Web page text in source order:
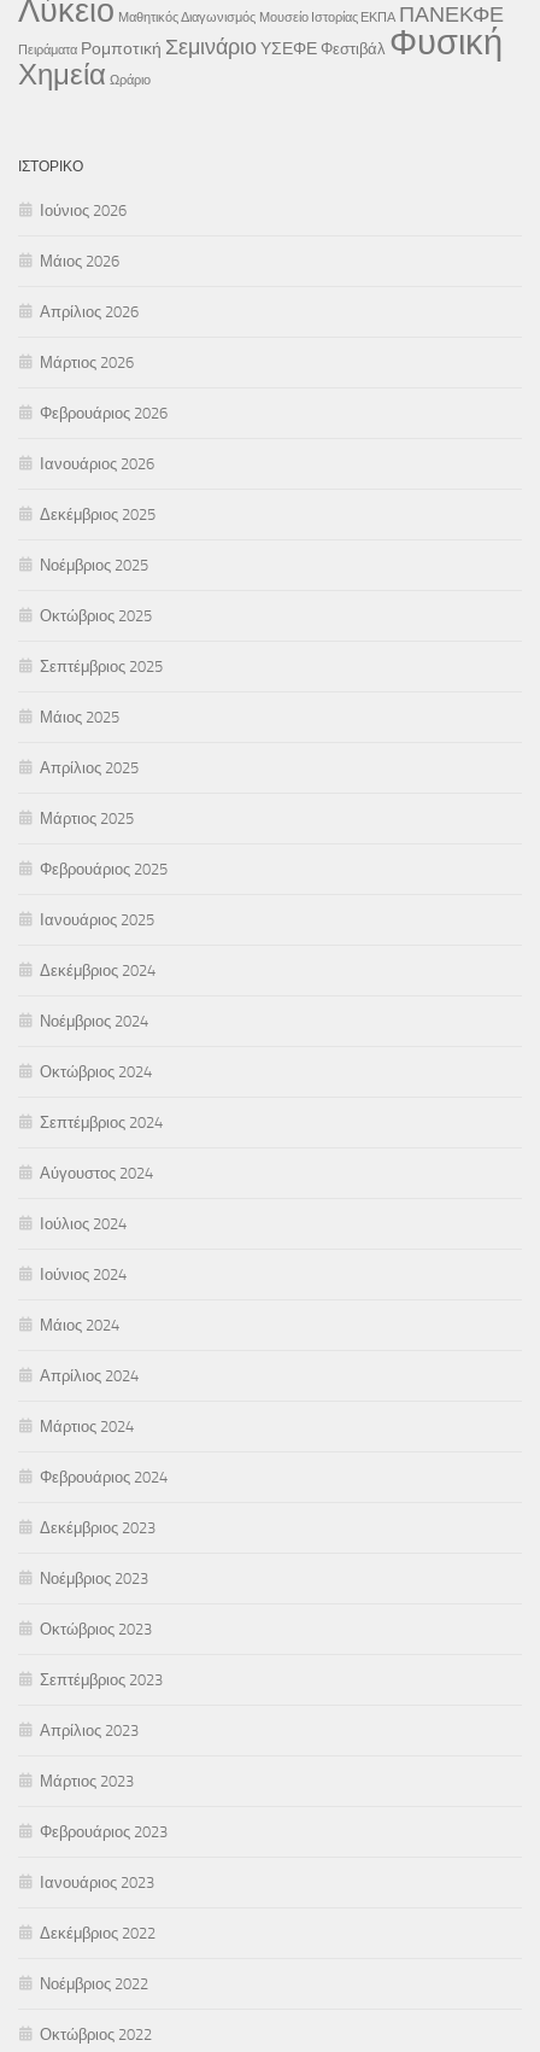
Λύκειο Μαθητικός Διαγωνισμός Μουσείο Ιστορίας ΕΚΠΑ ΠΑΝΕΚΦΕ
Πειράματα Ρομποτική ΣεμινάριοΥΣΕΦΕ Φεστιβάλ Φυσική
Χημεία Ωράριο
ΙΣΤΟΡΙΚΌ
Ιούνιος 2026
Μάιος 2026
Απρίλιος 2026
Μάρτιος 2026
Φεβρουάριος 2026
Ιανουάριος 2026
Δεκέμβριος 2025
Νοέμβριος 2025
Οκτώβριος 2025
Σεπτέμβριος 2025
Μάιος 2025
Απρίλιος 2025
Μάρτιος 2025
Φεβρουάριος 2025
Ιανουάριος 2025
Δεκέμβριος 2024
Νοέμβριος 2024
Οκτώβριος 2024
Σεπτέμβριος 2024
Αύγουστος 2024
Ιούλιος 2024
Ιούνιος 2024
Μάιος 2024
Απρίλιος 2024
Μάρτιος 2024
Φεβρουάριος 2024
Δεκέμβριος 2023
Νοέμβριος 2023
Οκτώβριος 2023
Σεπτέμβριος 2023
Απρίλιος 2023
Μάρτιος 2023
Φεβρουάριος 2023
Ιανουάριος 2023
Δεκέμβριος 2022
Νοέμβριος 2022
Οκτώβριος 2022